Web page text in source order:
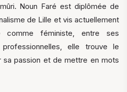
Noun Faré est diplômée de
de Lille et vis actuellement
comme féministe, entre ses
elle trouve le
sa passion et de mettre en mots